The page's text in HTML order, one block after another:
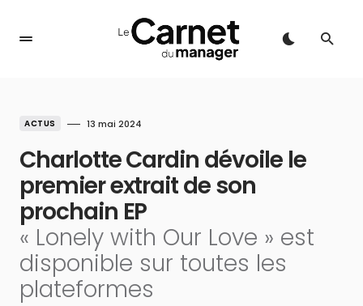
ACTUS 13 mai 2024
Charlotte Cardin dévoile le
premier extrait de son
prochain EP
« Lonely with Our Love » est
disponible sur toutes les
plateformes